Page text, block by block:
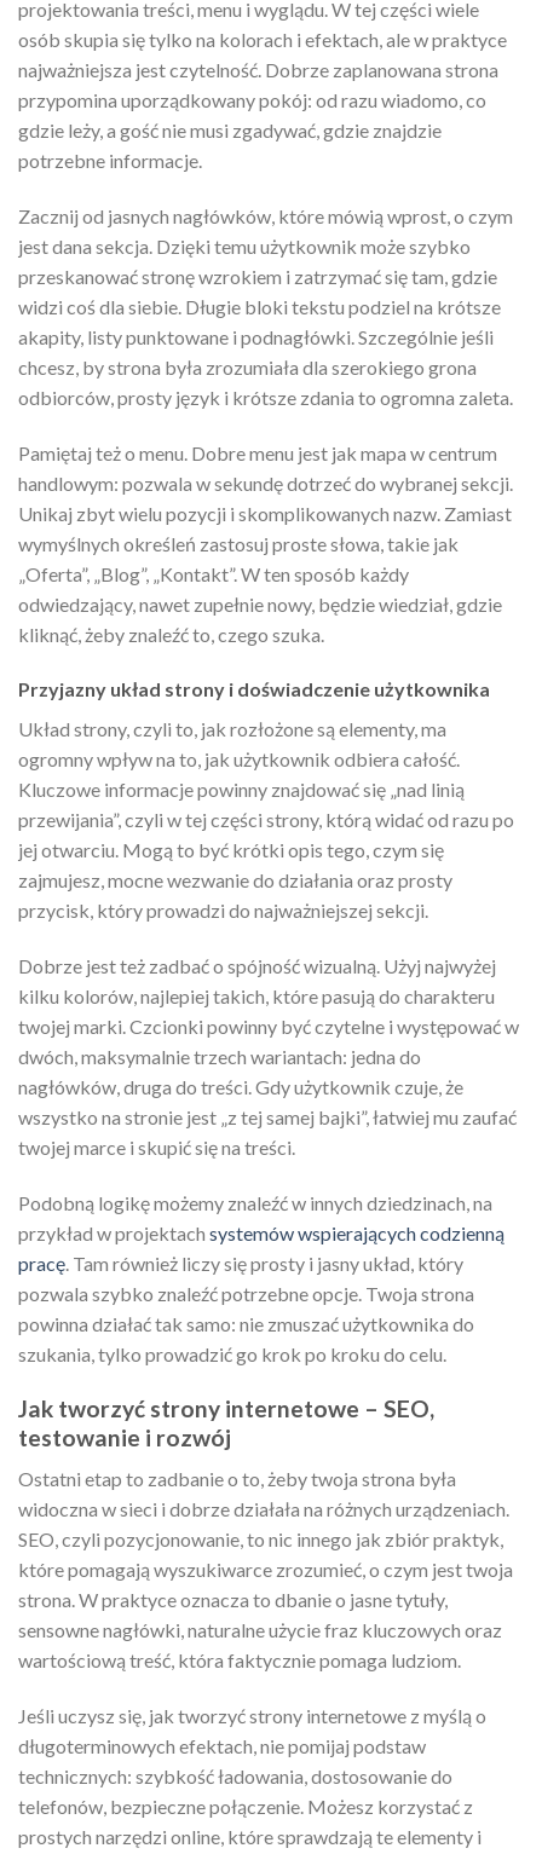
projektowania treści, menu i wyglądu. W tej części wiele
osób skupia się tylko na kolorach i efektach, ale w praktyce
najważniejsza jest czytelność. Dobrze zaplanowana strona
przypomina uporządkowany pokój: od razu wiadomo, co
gdzie leży, a gość nie musi zgadywać, gdzie znajdzie
potrzebne informacje.
Zacznij od jasnych nagłówków, które mówią wprost, o czym
jest dana sekcja. Dzięki temu użytkownik może szybko
przeskanować stronę wzrokiem i zatrzymać się tam, gdzie
widzi coś dla siebie. Długie bloki tekstu podziel na krótsze
akapity, listy punktowane i podnagłówki. Szczególnie jeśli
chcesz, by strona była zrozumiała dla szerokiego grona
odbiorców, prosty język i krótsze zdania to ogromna zaleta.
Pamiętaj też o menu. Dobre menu jest jak mapa w centrum
handlowym: pozwala w sekundę dotrzeć do wybranej sekcji.
Unikaj zbyt wielu pozycji i skomplikowanych nazw. Zamiast
wymyślnych określeń zastosuj proste słowa, takie jak
„Oferta”, „Blog”, „Kontakt”. W ten sposób każdy
odwiedzający, nawet zupełnie nowy, będzie wiedział, gdzie
kliknąć, żeby znaleźć to, czego szuka.
Przyjazny układ strony i doświadczenie użytkownika
Układ strony, czyli to, jak rozłożone są elementy, ma
ogromny wpływ na to, jak użytkownik odbiera całość.
Kluczowe informacje powinny znajdować się „nad linią
przewijania”, czyli w tej części strony, którą widać od razu po
jej otwarciu. Mogą to być krótki opis tego, czym się
zajmujesz, mocne wezwanie do działania oraz prosty
przycisk, który prowadzi do najważniejszej sekcji.
Dobrze jest też zadbać o spójność wizualną. Użyj najwyżej
kilku kolorów, najlepiej takich, które pasują do charakteru
twojej marki. Czcionki powinny być czytelne i występować w
dwóch, maksymalnie trzech wariantach: jedna do
nagłówków, druga do treści. Gdy użytkownik czuje, że
wszystko na stronie jest „z tej samej bajki”, łatwiej mu zaufać
twojej marce i skupić się na treści.
Podobną logikę możemy znaleźć w innych dziedzinach, na
przykład w projektach systemów wspierających codzienną
pracę. Tam również liczy się prosty i jasny układ, który
pozwala szybko znaleźć potrzebne opcje. Twoja strona
powinna działać tak samo: nie zmuszać użytkownika do
szukania, tylko prowadzić go krok po kroku do celu.
Jak tworzyć strony internetowe – SEO,
testowanie i rozwój
Ostatni etap to zadbanie o to, żeby twoja strona była
widoczna w sieci i dobrze działała na różnych urządzeniach.
SEO, czyli pozycjonowanie, to nic innego jak zbiór praktyk,
które pomagają wyszukiwarce zrozumieć, o czym jest twoja
strona. W praktyce oznacza to dbanie o jasne tytuły,
sensowne nagłówki, naturalne użycie fraz kluczowych oraz
wartościową treść, która faktycznie pomaga ludziom.
Jeśli uczysz się, jak tworzyć strony internetowe z myślą o
długoterminowych efektach, nie pomijaj podstaw
technicznych: szybkość ładowania, dostosowanie do
telefonów, bezpieczne połączenie. Możesz korzystać z
prostych narzędzi online, które sprawdzają te elementy i